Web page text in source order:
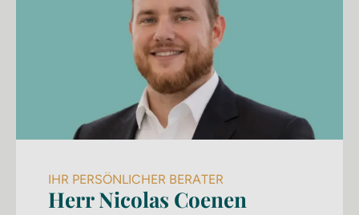
IHR PERSÖNLICHER BERATER
Herr Nicolas Coenen